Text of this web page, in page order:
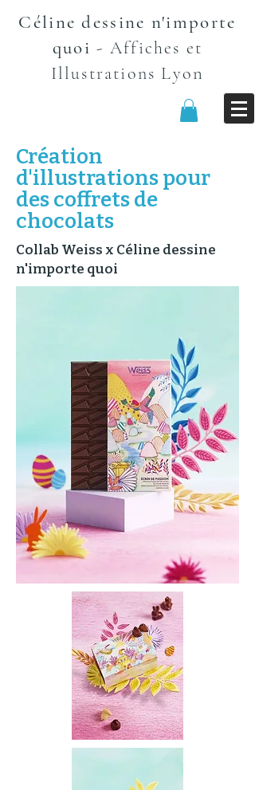
Céline dessine n'importe
quoi - Affiches et
Illustrations Lyon
Création
d'illustrations pour
des coffrets de
chocolats
Collab Weiss x Céline dessine
n'importe quoi